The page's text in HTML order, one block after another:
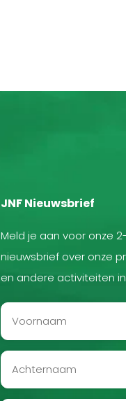
JNF Nieuwsbrief
Meld je aan voor onze
nieuwsbrief over onze
en andere activiteiten